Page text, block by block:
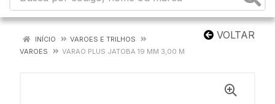
VOLTAR
INÍCIO
VAROES E TRILHOS
VAROES
VARAO PLUS JATOBA 19 MM 3,00 M